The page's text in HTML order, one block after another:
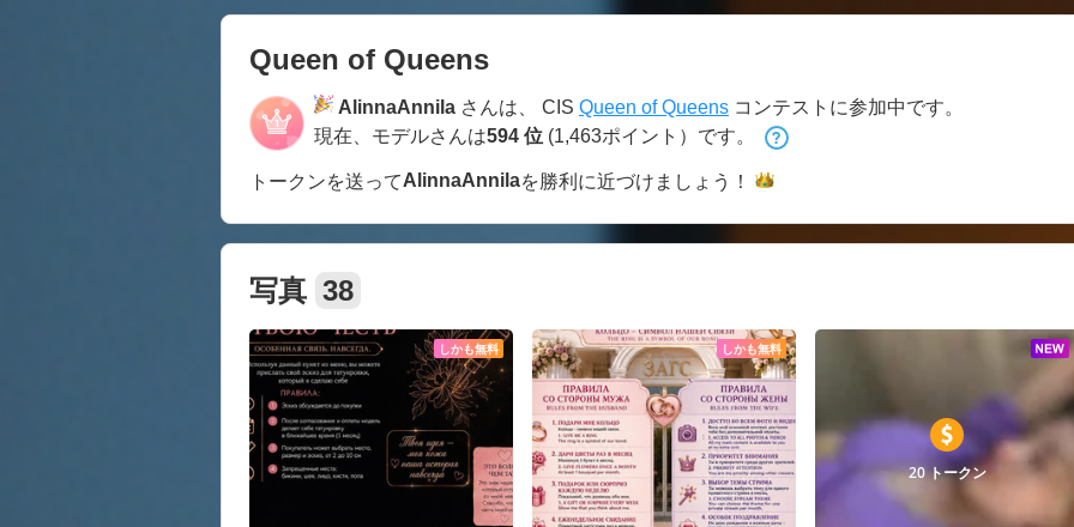
Queen of Queens
AlinnaAnnila さんは、 CIS Queen of Queens コンテストに参加中です。
現在、モデルさんは594 位 (1,463ポイント）です。
トークンを送ってAlinnaAnnilaを勝利に近づけま しょう！
写真 38
しかも無料 しかも無料
20 トークン